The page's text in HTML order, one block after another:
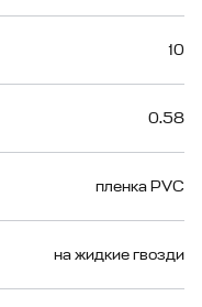
10
0.58
пленка PVC
на жидкие гвозди